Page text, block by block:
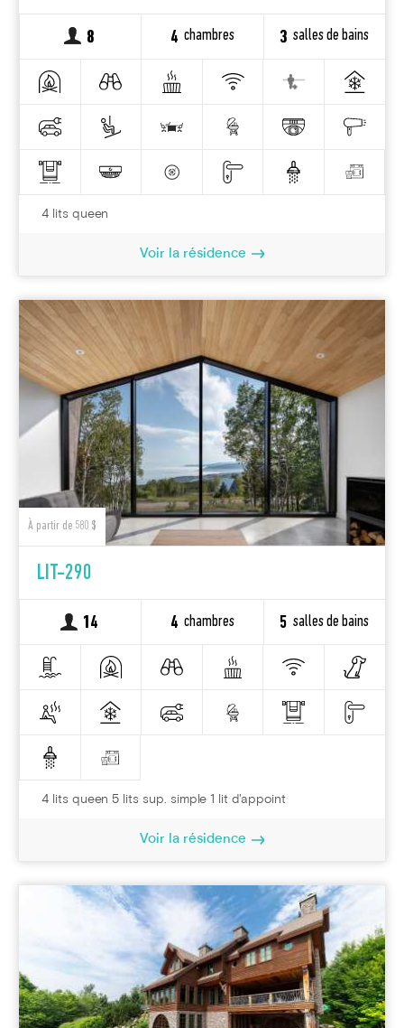
8 4 chambres 3 salles de bains
4 lits queen
Voir la résidence
À partir de 580 $
LIT-290
14 4 chambres 5 salles de bains
4 lits queen 5 lits sup. simple 1 lit d'appoint
Voir la résidence